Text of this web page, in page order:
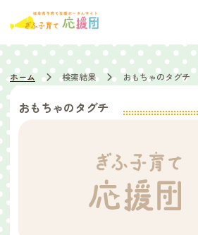
ホーム 検索結果 おもちゃのタグチ
おもちゃのタグチ